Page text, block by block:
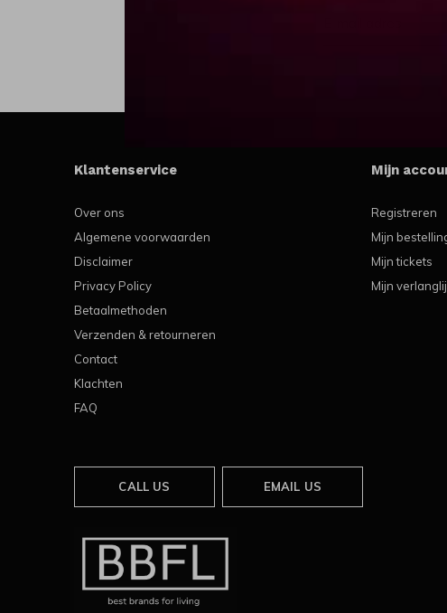
Klantenservice
Over ons
Algemene voorwaarden
Disclaimer
Privacy Policy
Betaalmethoden
Verzenden & retourneren
Contact
Klachten
FAQ
Mijn
Registreren
Mijn
Mijn tickets
Mijn
CALL US EMAIL US